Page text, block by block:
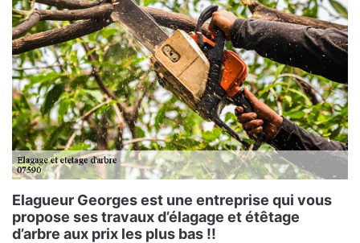
Elagueur Georges est une entreprise qui vous
propose ses travaux d’élagage et étêtage
d’arbre aux prix les plus bas !!